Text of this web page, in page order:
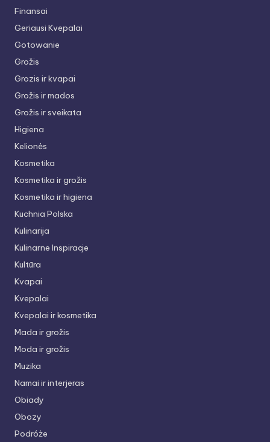
Finansai
Geriausi Kvepalai
Gotowanie
Grožis
Grozis ir kvapai
Grožis ir mados
Grožis ir sveikata
Higiena
Kelionės
Kosmetika
Kosmetika ir grožis
Kosmetika ir higiena
Kuchnia Polska
Kulinarija
Kulinarne Inspiracje
Kultūra
Kvapai
Kvepalai
Kvepalai ir kosmetika
Mada ir grožis
Moda ir grožis
Muzika
Namai ir interjeras
Obiady
Obozy
Podróże